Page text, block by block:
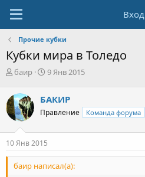
Вход
Прочие кубки
Кубки мира в Толедо
А
т
о
р
т
е
м
баир
Д
а
н
ч
а
а
9 Янв 2015
БАКИР
Правление Команда форума
10 Янв 2015
баир написал(а):